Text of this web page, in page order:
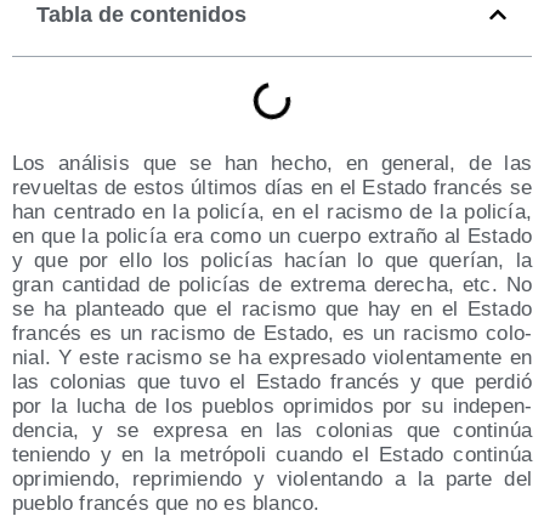
Tabla de contenidos
Los aná­li­sis que se han hecho, en gene­ral, de las
revuel­tas de estos últi­mos días en el Esta­do fran­cés se
han cen­tra­do en la poli­cía, en el racis­mo de la poli­cía,
en que la poli­cía era como un cuer­po extra­ño al Esta­do
y que por ello los poli­cías hacían lo que que­rían, la
gran can­ti­dad de poli­cías de extre­ma dere­cha, etc. No
se ha plan­tea­do que el racis­mo que hay en el Esta­do
fran­cés es un racis­mo de Esta­do, es un racis­mo colo­
nial. Y este racis­mo se ha expre­sa­do vio­len­ta­men­te en
las colo­nias que tuvo el Esta­do fran­cés y que per­dió
por la lucha de los pue­blos opri­mi­dos por su inde­pen­
den­cia, y se expre­sa en las colo­nias que con­ti­núa
tenien­do y en la metró­po­li cuan­do el Esta­do con­ti­núa
opri­mien­do, repri­mien­do y vio­len­tan­do a la par­te del
pue­blo fran­cés que no es blanco.